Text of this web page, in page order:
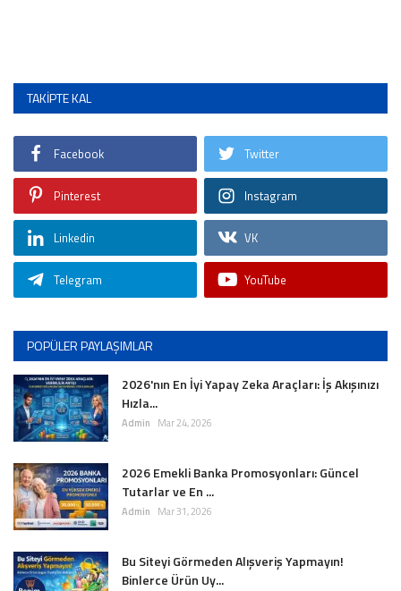
TAKIPTE KAL
Facebook Twitter
Pinterest Instagram
Linkedin VK
Telegram YouTube
POPÜLER PAYLAŞIMLAR
2026'nın En İyi Yapay Zeka Araçları: İş Akışınızı
Hızla...
Admin Mar 24, 2026
2026 Emekli Banka Promosyonları: Güncel
Tutarlar ve En ...
Admin Mar 31, 2026
Bu Siteyi Görmeden Alışveriş Yapmayın!
Binlerce Ürün Uy...